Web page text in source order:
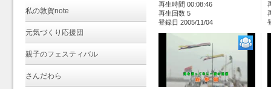
私の敦賀note
元気づくり応援団
親子のフェスティバル
さんだわら
再生時間 00:08:46
再生回数 5
登録日 2005/11/04